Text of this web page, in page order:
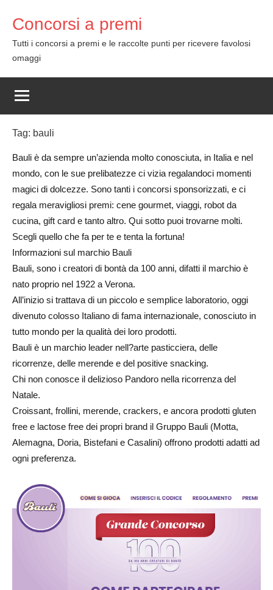
content
Concorsi a premi
Tutti i concorsi a premi e le raccolte punti per ricevere favolosi
omaggi
Tag: bauli
Bauli è da sempre un’azienda molto conosciuta, in Italia e nel
mondo, con le sue prelibatezze ci vizia regalandoci momenti
magici di dolcezze. Sono tanti i concorsi sponsorizzati, e ci
regala meravigliosi premi: cene gourmet, viaggi, robot da
cucina, gift card e tanto altro. Qui sotto puoi trovarne molti.
Scegli quello che fa per te e tenta la fortuna!
Informazioni sul marchio Bauli
Bauli, sono i creatori di bontà da 100 anni, difatti il marchio è
nato proprio nel 1922 a Verona.
All’inizio si trattava di un piccolo e semplice laboratorio, oggi
divenuto colosso Italiano di fama internazionale, conosciuto in
tutto mondo per la qualità dei loro prodotti.
Bauli è un marchio leader nell?arte pasticciera, delle
ricorrenze, delle merende e del positive snacking.
Chi non conosce il delizioso Pandoro nella ricorrenza del
Natale.
Croissant, frollini, merende, crackers, e ancora prodotti gluten
free e lactose free dei propri brand il Gruppo Bauli (Motta,
Alemagna, Doria, Bistefani e Casalini) offrono prodotti adatti ad
ogni preferenza.